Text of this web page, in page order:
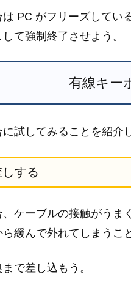
PC がフリーズしてい
て強制終了させよう。
有線キー
試してみることを紹介
する
ケーブルの接触がうま
緩んで外れてしまうこ
で差し込もう。